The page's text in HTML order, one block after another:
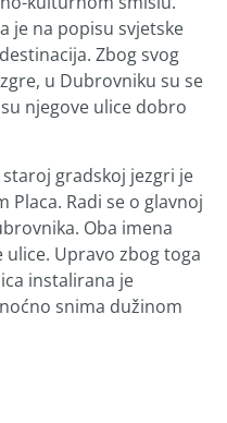
je na popisu svjetske
Zbog svog
u Dubrovniku su se
njegove ulice dobro
gradskoj jezgri je
Radi se o glavnoj
Oba imena
Upravo zbog toga
instalirana je
snima dužinom